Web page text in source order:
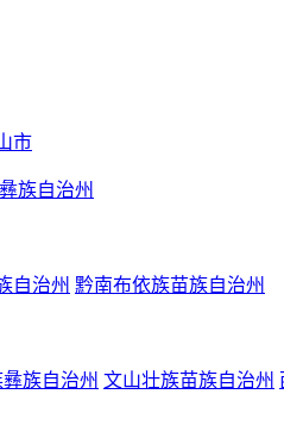
市
族自治州
自治州 黔南布依族苗族自治州
族自治州 文山壮族苗族自治州